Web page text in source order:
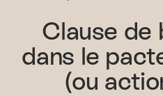
Clause de
dans le
(ou